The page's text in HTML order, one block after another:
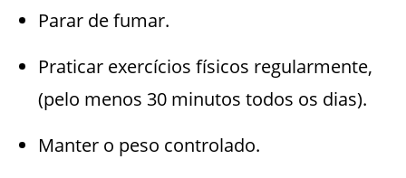
Parar de fumar.
Praticar exercícios físicos regularmente,
(pelo menos 30 minutos todos os dias).
Manter o peso controlado.